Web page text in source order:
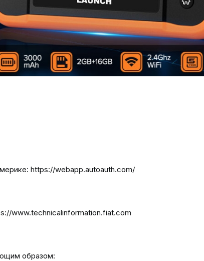
https://webapp.autoauth.com/
www.technicalinformation.fiat.com
образом: